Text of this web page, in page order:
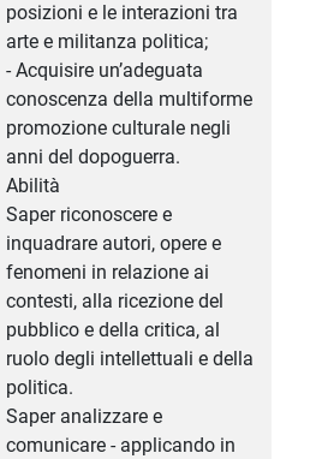
posizioni e le interazioni tra
arte e militanza politica;
- Acquisire un’adeguata
conoscenza della multiforme
promozione culturale negli
anni del dopoguerra.
Abilità
Saper riconoscere e
inquadrare autori, opere e
fenomeni in relazione ai
contesti, alla ricezione del
pubblico e della critica, al
ruolo degli intellettuali e della
politica.
Saper analizzare e
comunicare - applicando in